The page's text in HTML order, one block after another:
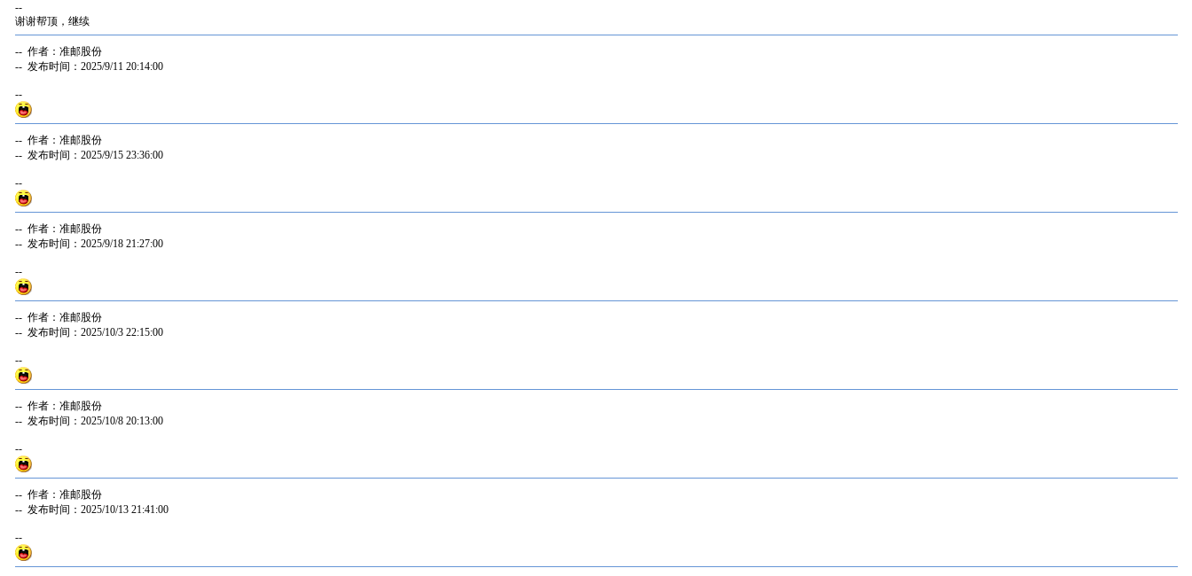
--
谢谢帮顶，继续
-- 作者：准邮股份
-- 发布时间：2025/9/11 20:14:00
--
-- 作者：准邮股份
-- 发布时间：2025/9/15 23:36:00
--
-- 作者：准邮股份
-- 发布时间：2025/9/18 21:27:00
--
-- 作者：准邮股份
-- 发布时间：2025/10/3 22:15:00
--
-- 作者：准邮股份
-- 发布时间：2025/10/8 20:13:00
--
-- 作者：准邮股份
-- 发布时间：2025/10/13 21:41:00
--